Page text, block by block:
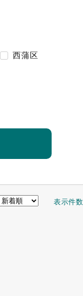
西蒲区
表示件数